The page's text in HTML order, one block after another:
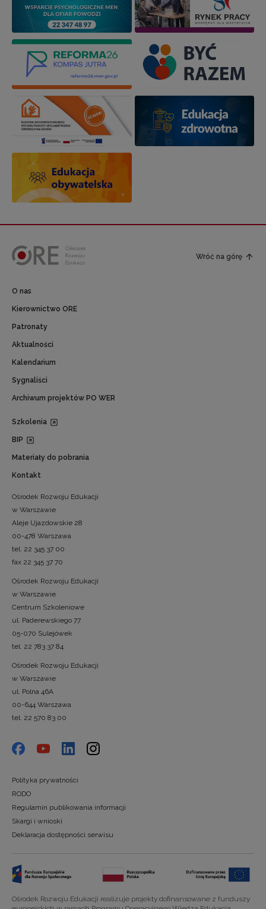
Wróć na górę
O nas
Kierownictwo ORE
Patronaty
Aktualności
Kalendarium
Sygnaliści
Archiwum projektów PO WER
Szkolenia
BIP
Materiały do pobrania
Kontakt
Ośrodek Rozwoju Edukacji
w Warszawie
Aleje Ujazdowskie 28
00-478 Warszawa
tel. 22 345 37 00
fax 22 345 37 70
Ośrodek Rozwoju Edukacji
w Warszawie
Centrum Szkoleniowe
ul. Paderewskiego 77
05-070 Sulejówek
tel. 22 783 37 84
Ośrodek Rozwoju Edukacji
w Warszawie
ul. Polna 46A
00-644 Warszawa
tel. 22 570 83 00
Polityka prywatności
RODO
Regulamin publikowania informacji
Skargi i wnioski
Deklaracja dostępności serwisu
Ośrodek Rozwoju Edukacji realizuje projekty dofinansowane z funduszy